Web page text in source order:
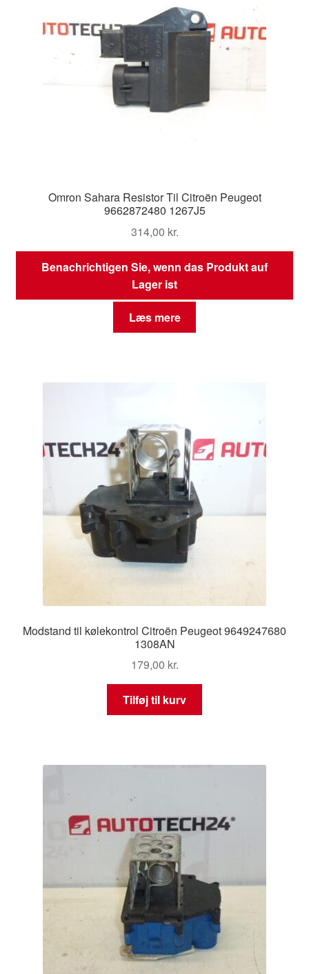
Omron Sahara Resistor Til Citroën Peugeot
9662872480 1267J5
314,00 kr.
Benachrichtigen Sie, wenn das Produkt auf
Lager ist
Læs mere
Modstand til kølekontrol Citroën Peugeot 9649247680
1308AN
179,00 kr.
Tilføj til kurv